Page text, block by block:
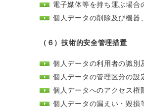
電子媒体等を持ち運ぶ場合
個人データの削除及び機器
（６）技術的安全管理措置
個人データの利用者の識別
個人データの管理区分の設
個人データへのアクセス権
個人データの漏えい・毀損